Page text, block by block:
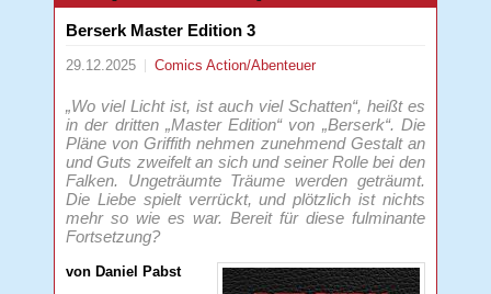
Berserk Master Edition 3
29.12.2025 ComicsAction/Abenteuer
„Wo viel Licht ist, ist auch viel Schatten“, heißt es
in der dritten „Master Edition“ von „Berserk“. Die
Pläne von Griffith nehmen zunehmend Gestalt an
und Guts zweifelt an sich und seiner Rolle bei den
Falken. Ungeträumte Träume werden geträumt.
Die Liebe spielt verrückt, und plötzlich ist nichts
mehr so wie es war. Bereit für diese fulminante
Fortsetzung?
von Daniel Pabst